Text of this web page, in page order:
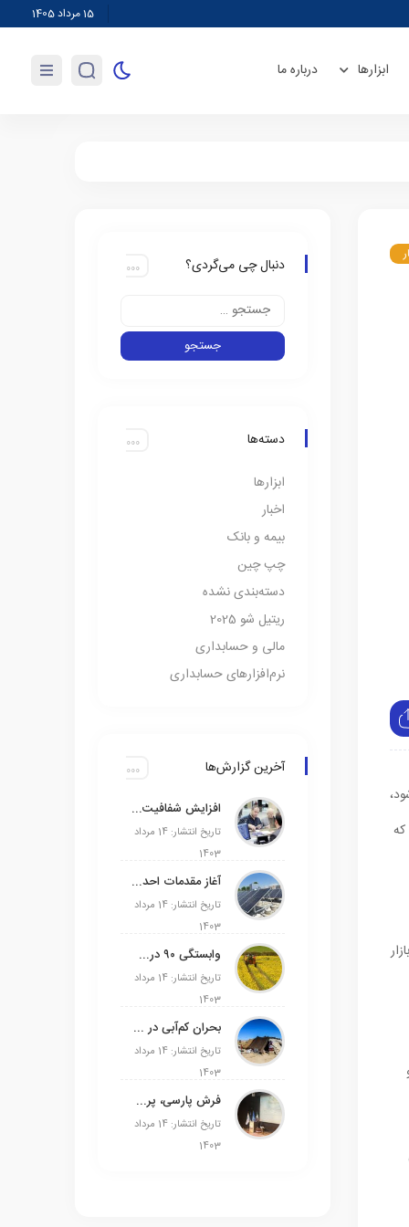
15 مرداد 1405
ابزارها درباره ما
که
دنبال چی می‌گردی؟
دسته‌ها
ابزارها
اخبار
بیمه و بانک
چپ چین
دسته‌بندی نشده
ریتیل شو 2025
مالی و حسابداری
نرم‌افزارهای حسابداری
آخرین گزارش‌ها
افزایش شفافیت مالی با حذف ۳۵۰ میلیون حساب بانکی
تاریخ انتشار: 14 مرداد
1403
آغاز مقدمات احداث نیروگاه‌های انرژی خورشیدی ۱۳۰۰ مگاواتی در ورامین
تاریخ انتشار: 14 مرداد
1403
وابستگی ۹۰ درصدی روغن به واردات/ تولیدکننده انگیزه‌ای برای کشت دانه‌های روغنی ندارد
تاریخ انتشار: 14 مرداد
1403
بحران کم‌آبی در مناطق عشایری استان مرکزی/خطر مهاجرت گسترده عشایر استان
تاریخ انتشار: 14 مرداد
1403
فرش پارسی، پرچم دوم ایران است
تاریخ انتشار: 14 مرداد
1403